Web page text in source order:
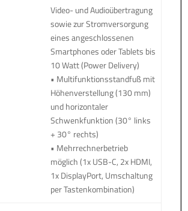
Video- und Audioübertragung
sowie zur Stromversorgung
eines angeschlossenen
Smartphones oder Tablets bis
10 Watt (Power Delivery)
• Multifunktionsstandfuß mit
Höhenverstellung (130 mm)
und horizontaler
Schwenkfunktion (30° links
+ 30° rechts)
• Mehrrechnerbetrieb
möglich (1x USB-C, 2x HDMI,
1x DisplayPort, Umschaltung
per Tastenkombination)